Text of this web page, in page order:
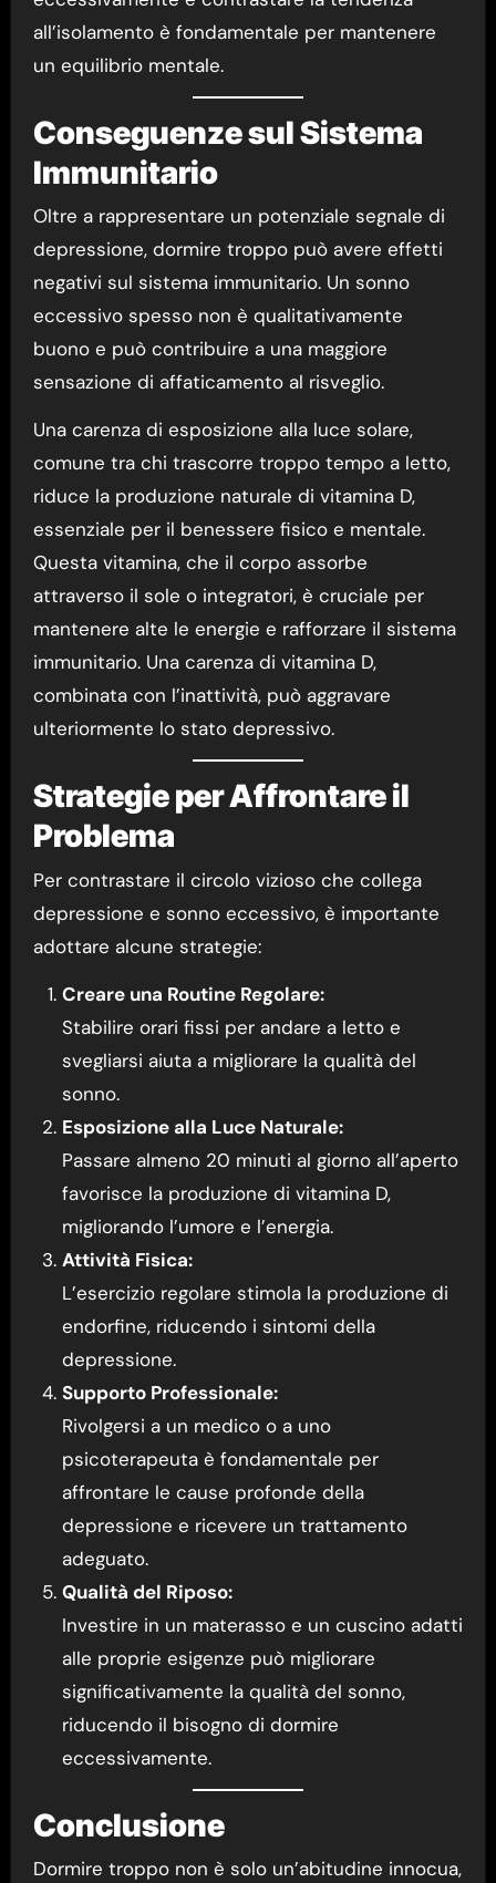
all’isolamento è fondamentale per mantenere
un equilibrio mentale.
Conseguenze sul Sistema
Immunitario
Oltre a rappresentare un potenziale segnale di
depressione, dormire troppo può avere effetti
negativi sul sistema immunitario. Un sonno
eccessivo spesso non è qualitativamente
buono e può contribuire a una maggiore
sensazione di affaticamento al risveglio.
Una carenza di esposizione alla luce solare,
comune tra chi trascorre troppo tempo a letto,
riduce la produzione naturale di vitamina D,
essenziale per il benessere fisico e mentale.
Questa vitamina, che il corpo assorbe
attraverso il sole o integratori, è cruciale per
mantenere alte le energie e rafforzare il sistema
immunitario. Una carenza di vitamina D,
combinata con l’inattività, può aggravare
ulteriormente lo stato depressivo.
Strategie per Affrontare il
Problema
Per contrastare il circolo vizioso che collega
depressione e sonno eccessivo, è importante
adottare alcune strategie:
Creare una Routine Regolare:
Stabilire orari fissi per andare a letto e
svegliarsi aiuta a migliorare la qualità del
sonno.
Esposizione alla Luce Naturale:
Passare almeno 20 minuti al giorno all’aperto
favorisce la produzione di vitamina D,
migliorando l’umore e l’energia.
Attività Fisica:
L’esercizio regolare stimola la produzione di
endorfine, riducendo i sintomi della
depressione.
Supporto Professionale:
Rivolgersi a un medico o a uno
psicoterapeuta è fondamentale per
affrontare le cause profonde della
depressione e ricevere un trattamento
adeguato.
Qualità del Riposo:
Investire in un materasso e un cuscino adatti
alle proprie esigenze può migliorare
significativamente la qualità del sonno,
riducendo il bisogno di dormire
eccessivamente.
Conclusione
Dormire troppo non è solo un’abitudine innocua,